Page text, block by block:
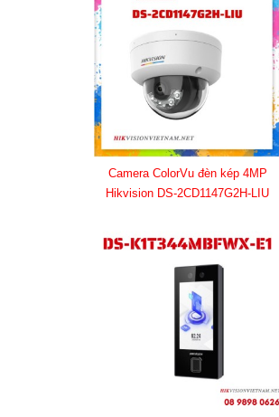
Camera ColorVu đèn kép 4MP
Hikvision DS-2CD1147G2H-LIU